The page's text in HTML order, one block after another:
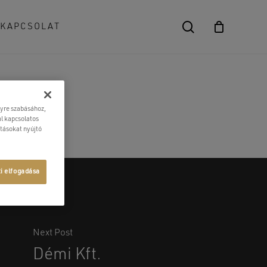
KAPCSOLAT search
Next Post
Démi Kft.
szabásához,
kapcsolatos
nyújtó
elfogadása